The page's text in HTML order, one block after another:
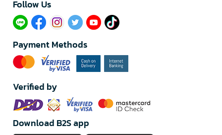
Follow Us​
Payment Methods
Verified by
Download B2S app